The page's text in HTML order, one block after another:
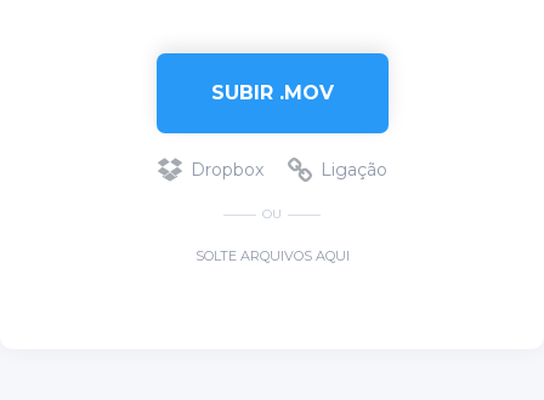
SUBIR .MOV
Dropbox Ligação
OU
SOLTE ARQUIVOS AQUI